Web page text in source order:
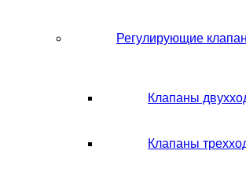
Регулирующие
Клапаны
Клапаны